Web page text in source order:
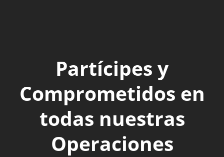
Partícipes y
Comprometidos en
todas nuestras
Operaciones